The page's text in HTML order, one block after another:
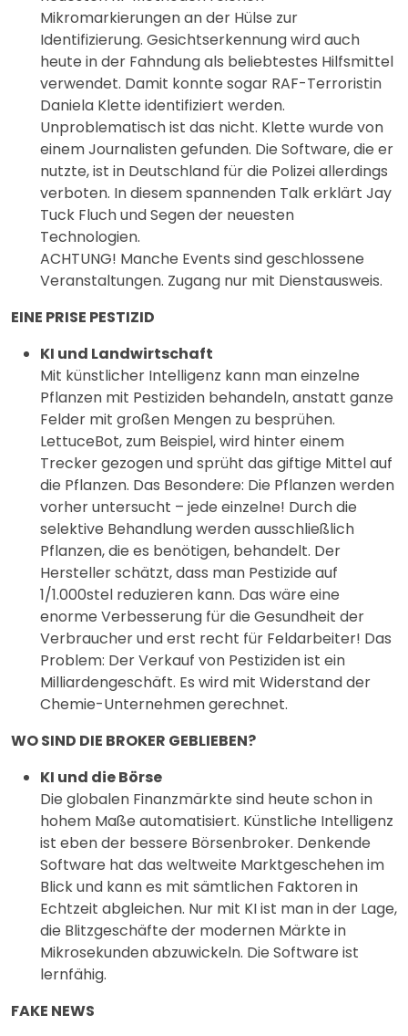
Mikromarkierungen an der Hülse zur
Identifizierung. Gesichtserkennung wird auch
heute in der Fahndung als beliebtestes Hilfsmittel
verwendet. Damit konnte sogar RAF-Terroristin
Daniela Klette identifiziert werden.
Unproblematisch ist das nicht. Klette wurde von
einem Journalisten gefunden. Die Software, die er
nutzte, ist in Deutschland für die Polizei allerdings
verboten. In diesem spannenden Talk erklärt Jay
Tuck Fluch und Segen der neuesten
Technologien.
ACHTUNG! Manche Events sind geschlossene
Veranstaltungen. Zugang nur mit Dienstausweis.
EINE PRISE PESTIZID
KI und Landwirtschaft
Mit künstlicher Intelligenz kann man einzelne
Pflanzen mit Pestiziden behandeln, anstatt ganze
Felder mit großen Mengen zu besprühen.
LettuceBot, zum Beispiel, wird hinter einem
Trecker gezogen und sprüht das giftige Mittel auf
die Pflanzen. Das Besondere: Die Pflanzen werden
vorher untersucht – jede einzelne! Durch die
selektive Behandlung werden ausschließlich
Pflanzen, die es benötigen, behandelt. Der
Hersteller schätzt, dass man Pestizide auf
1/1.000stel reduzieren kann. Das wäre eine
enorme Verbesserung für die Gesundheit der
Verbraucher und erst recht für Feldarbeiter! Das
Problem: Der Verkauf von Pestiziden ist ein
Milliardengeschäft. Es wird mit Widerstand der
Chemie-Unternehmen gerechnet.
WO SIND DIE BROKER GEBLIEBEN?
KI und die Börse
Die globalen Finanzmärkte sind heute schon in
hohem Maße automatisiert. Künstliche Intelligenz
ist eben der bessere Börsenbroker. Denkende
Software hat das weltweite Marktgeschehen im
Blick und kann es mit sämtlichen Faktoren in
Echtzeit abgleichen. Nur mit KI ist man in der Lage,
die Blitzgeschäfte der modernen Märkte in
Mikrosekunden abzuwickeln. Die Software ist
lernfähig.
FAKE NEWS